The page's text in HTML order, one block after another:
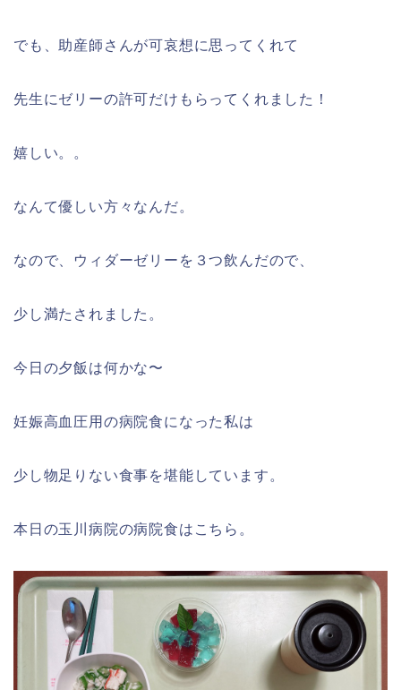
でも、助産師さんが可哀想に思ってくれて
先生にゼリーの許可だけもらってくれました！
嬉しい。。
なんて優しい方々なんだ。
なので、ウィダーゼリーを３つ飲んだので、
少し満たされました。
今日の夕飯は何かな〜
妊娠高血圧用の病院食になった私は
少し物足りない食事を堪能しています。
本日の玉川病院の病院食はこちら。